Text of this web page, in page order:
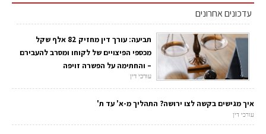
עדכונים אחרונים
תביעה: עורך דין מחזיק 82 אלף שקל
מכספי הפיצויים של לקוחו ומסרב להעבירם
– והחתימה על הפשרה זויפה
עורכי דין
איך מגישים בקשה לצו ירושה? התהליך מ-א' עד ת'
עורכי דין